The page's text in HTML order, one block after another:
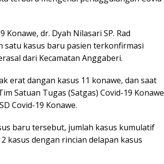
Konawe, dr. Dyah Nilasari SP. Rad
kasus baru pasien terkonfirmasi
dari Kecamatan Anggaberi.
erat dangan kasus 11 konawe, dan saat
Satuan Tugas (Satgas) Covid-19 Konawe
Covid-19 Konawe.
baru tersebut, jumlah kasus kumulatif
kasus dengan rincian delapan kasus